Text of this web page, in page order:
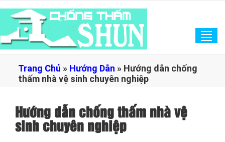
Trang Chủ » Hướng Dẫn » Hướng dẫn chống
thấm nhà vệ sinh chuyên nghiệp
Hướng dẫn chống thấm nhà vệ
sinh chuyên nghiệp